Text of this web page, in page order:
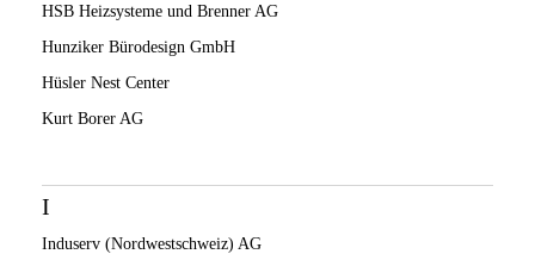
HSB Heizsysteme und Brenner AG
Hunziker Bürodesign GmbH
Hüsler Nest Center
Kurt Borer AG
I
Induserv (Nordwestschweiz) AG